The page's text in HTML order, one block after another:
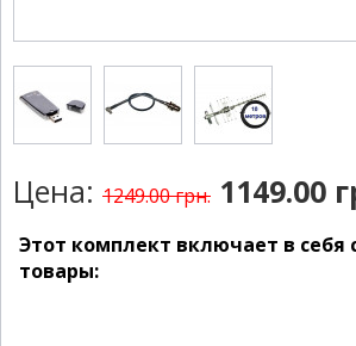
Цена: 1249.00 грн. 1149.00
Этот комплект включает в
товары: